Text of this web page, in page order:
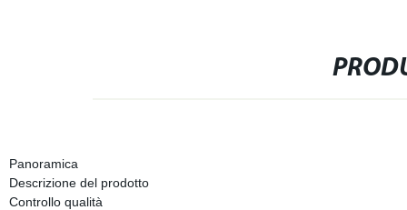
Panoramica
Descrizione del prodotto
Controllo qualità